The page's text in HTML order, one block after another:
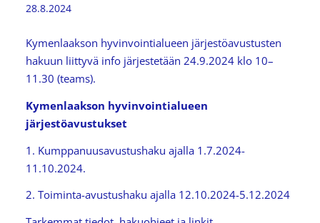
28.8.2024
Kymenlaakson hyvinvointialueen järjestöavustusten
hakuun liittyvä info järjestetään 24.9.2024 klo 10–
11.30 (teams).
Kymenlaakson hyvinvointialueen
järjestöavustukset
1. Kumppanuusavustushaku ajalla 1.7.2024-
11.10.2024.
2. Toiminta-avustushaku ajalla 12.10.2024-5.12.2024